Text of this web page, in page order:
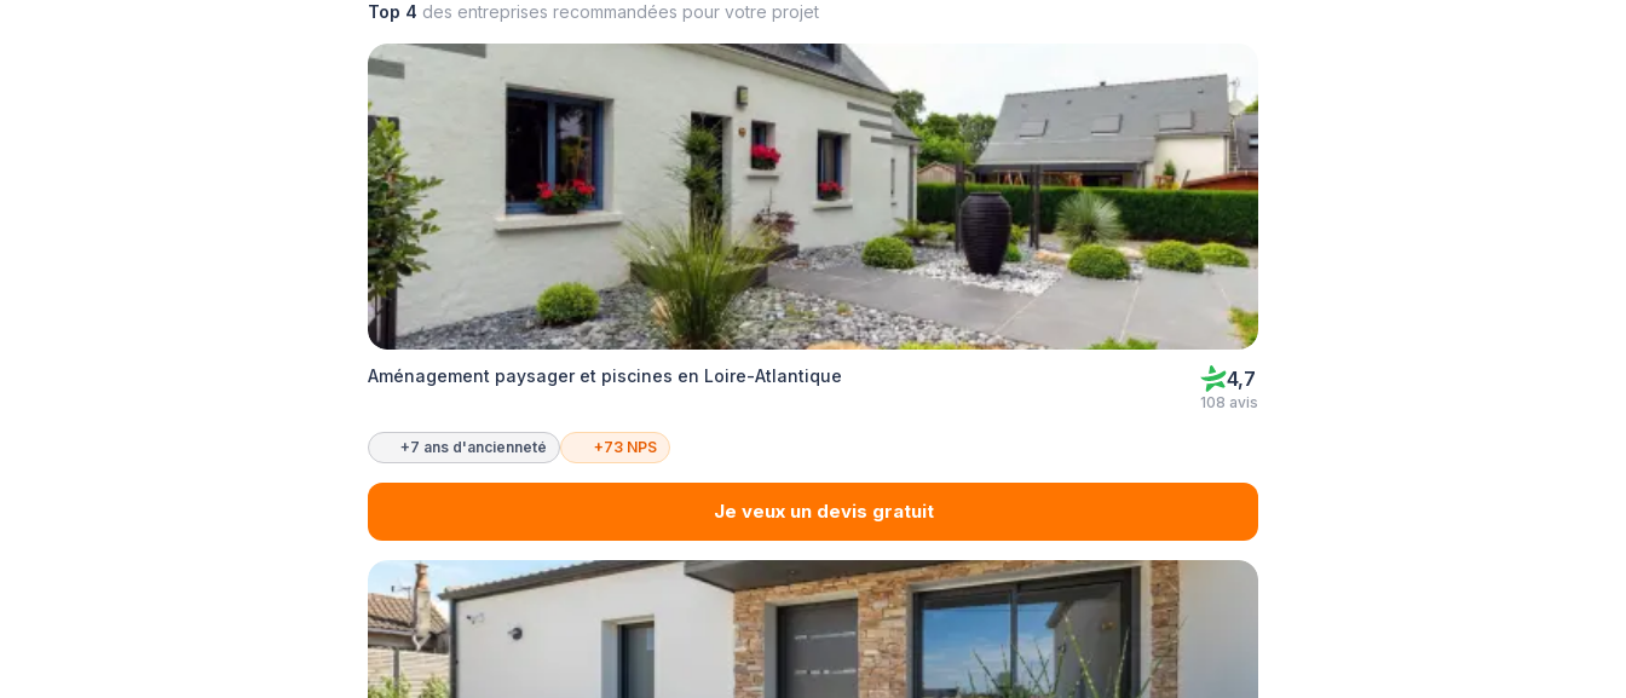
Top 4 des entreprises recommandées pour votre projet
Aménagement paysager et piscines en Loire-Atlantique 4,7
108 avis
+7 ans d'ancienneté +73 NPS
Je veux un devis gratuit